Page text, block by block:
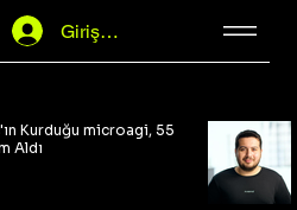
Giriş Yap
Kurduğu microagi, 55
Aldı